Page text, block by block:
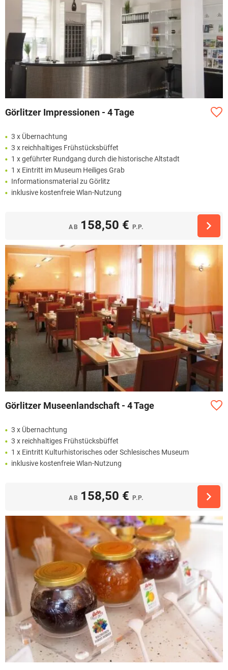
Görlitzer Impressionen - 4 Tage
3 x Übernachtung
3 x reichhaltiges Frühstücksbüffet
1 x geführter Rundgang durch die historische Altstadt
1 x Eintritt im Museum Heiliges Grab
Informationsmaterial zu Görlitz
inklusive kostenfreie Wlan-Nutzung
AB 158,50 € P.P.
Görlitzer Museenlandschaft - 4 Tage
3 x Übernachtung
3 x reichhaltiges Frühstücksbüffet
1 x Eintritt Kulturhistorisches oder Schlesisches Museum
inklusive kostenfreie Wlan-Nutzung
AB 158,50 € P.P.